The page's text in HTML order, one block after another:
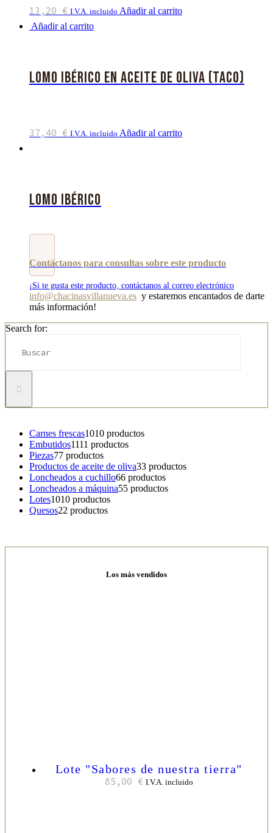
13,20 € I.V.A. incluido Añadir al carrito
Añadir al carrito
Lomo Ibérico en Aceite de Oliva (taco)
37,40 € I.V.A. incluido Añadir al carrito
Lomo Ibérico
Contáctanos para consultas sobre este producto
¡Si te gusta este producto, contáctanos al correo electrónico
info@chacinasvillanueva.es y estaremos encantados de darte
más información!
Search for:
Carnes frescas1010 productos
Embutidos1111 productos
Piezas77 productos
Productos de aceite de oliva33 productos
Loncheados a cuchillo66 productos
Loncheados a máquina55 productos
Lotes1010 productos
Quesos22 productos
Los más vendidos
Lote "Sabores de nuestra tierra"
85,00 € I.V.A. incluido